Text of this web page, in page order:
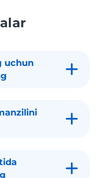
uchun